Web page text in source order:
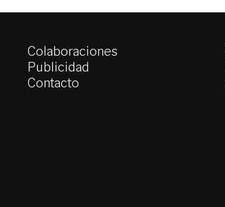
Colaboraciones
Publicidad
Contacto